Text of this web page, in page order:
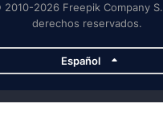
2026 Freepik Company
derechos reservados.
Español